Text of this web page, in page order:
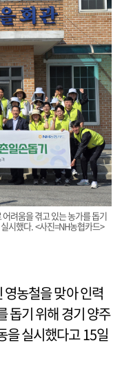
려움을 겪고 있는 농가를 돕기
시했다. <사진=NH농협카드>
농철을 맞아 인력
돕기 위해 경기 양주
을 실시했다고 15일